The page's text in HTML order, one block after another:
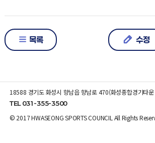
목록 수정
18588 경기도 화성시 향남읍 향남로 470(화성종합경기타
TEL 031-355-3500
© 2017 HWASEONG SPORTS COUNCIL All Rights